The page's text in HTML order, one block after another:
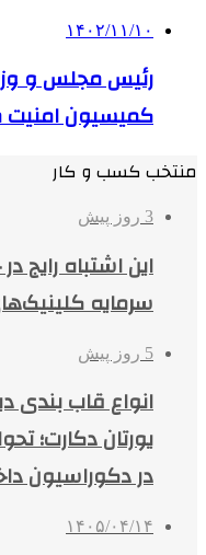
۱۴۰۲/۱۱/۱۰
رئیس مجلس و
کمیسیون
منتخب کسب و کار
3 روز پیش
این اشتباه رایج
سرمایه
5 روز پیش
انواع قاب بندی
یورتان دکارت؛
در دکوراسیون
۱۴۰۵/۰۴/۱۴